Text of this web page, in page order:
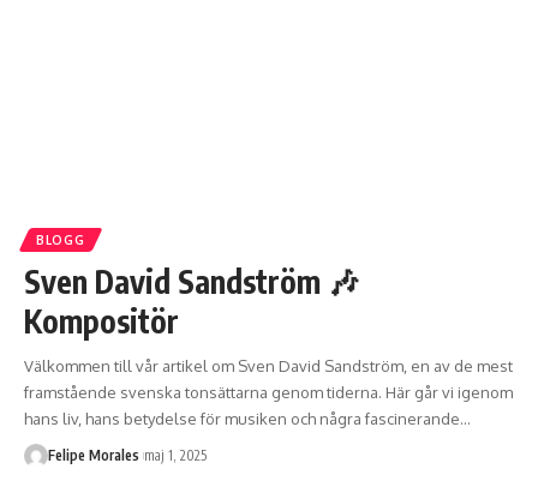
BLOGG
Sven David Sandström 🎶
Kompositör
Välkommen till vår artikel om Sven David Sandström, en av de mest
framstående svenska tonsättarna genom tiderna. Här går vi igenom
hans liv, hans betydelse för musiken och några fascinerande…
Felipe Morales maj 1, 2025